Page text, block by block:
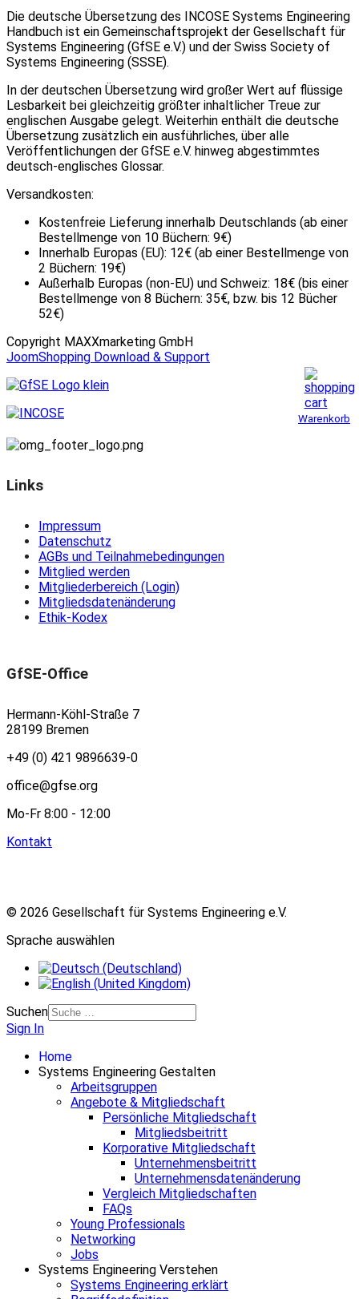
Die deutsche Übersetzung des INCOSE Systems Engineering
Handbuch ist ein Gemeinschaftsprojekt der Gesellschaft für
Systems Engineering (GfSE e.V.) und der Swiss Society of
Systems Engineering (SSSE).
In der deutschen Übersetzung wird großer Wert auf flüssige
Lesbarkeit bei gleichzeitig größter inhaltlicher Treue zur
englischen Ausgabe gelegt. Weiterhin enthält die deutsche
Übersetzung zusätzlich ein ausführliches, über alle
Veröffentlichungen der GfSE e.V. hinweg abgestimmtes
deutsch-englisches Glossar.
Versandkosten:
Kostenfreie Lieferung innerhalb Deutschlands (ab einer
Bestellmenge von 10 Büchern: 9€)
Innerhalb Europas (EU): 12€ (ab einer Bestellmenge von
2 Büchern: 19€)
Außerhalb Europas (non-EU) und Schweiz: 18€ (bis einer
Bestellmenge von 8 Büchern: 35€, bzw. bis 12 Bücher
52€)
Copyright MAXXmarketing GmbH
JoomShopping Download & Support
Warenkorb
Links
Impressum
Datenschutz
AGBs und Teilnahmebedingungen
Mitglied werden
Mitgliederbereich (Login)
Mitgliedsdatenänderung
Ethik-Kodex
GfSE-Office
Hermann-Köhl-Straße 7
28199 Bremen
+49 (0) 421 9896639-0
office@gfse.org
Mo-Fr 8:00 - 12:00
Kontakt
© 2026 Gesellschaft für Systems Engineering e.V.
Sprache auswählen
Suchen
Sign In
Home
Systems Engineering Gestalten
Arbeitsgruppen
Angebote & Mitgliedschaft
Persönliche Mitgliedschaft
Mitgliedsbeitritt
Korporative Mitgliedschaft
Unternehmensbeitritt
Unternehmensdatenänderung
Vergleich Mitgliedschaften
FAQs
Young Professionals
Networking
Jobs
Systems Engineering Verstehen
Systems Engineering erklärt